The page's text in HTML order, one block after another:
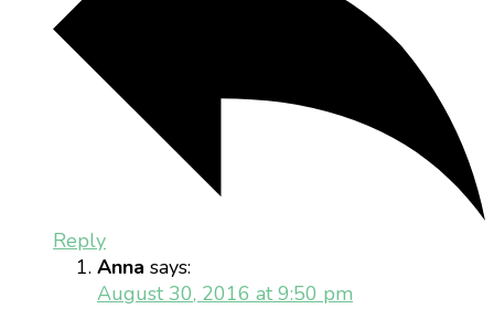
Reply
Anna says:
August 30, 2016 at 9:50 pm